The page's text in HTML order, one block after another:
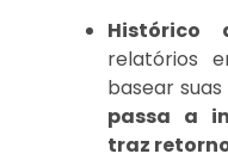
Histórico
relatórios
basear suas
passa a
traz